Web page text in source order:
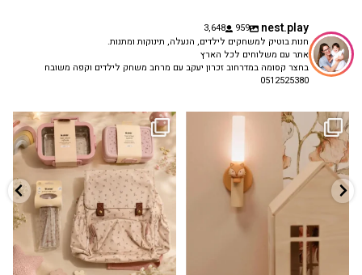
nest.play
959
3,648
חנות בוטיק למשחקים לילדים, הנעלה, תינוקות ומתנות.
אתר עם משלוחים לכל הארץ
בחצר קסומה במדרחוב זכרון יעקב עם מרחב משחק לילדים וקפה משובח
0512525380
✨ חוזרים למסגרת בסטייל! ✨
הקולקציה החדשה...
9 4
גם פריט עיצובי לחדר, גם מנורת לילה
...
3 0